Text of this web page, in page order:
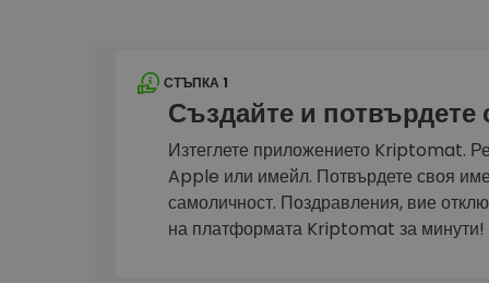
в криптовалути
Kriptomat Портфейл
Сигурен и опростен
криптовалута
Инвестиционен
Намери своята крипто
СТЪПКА 1
Създайте и потвърдете
Изтеглете приложението Kriptomat.
Apple или имейл. Потвърдете своя
самоличност. Поздравления, вие
на платформата Kriptomat за минути!